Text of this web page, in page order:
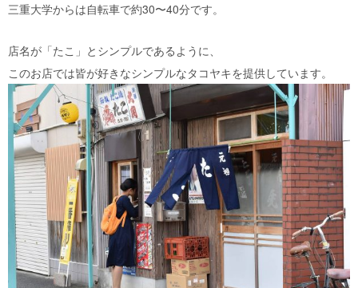
三重大学からは自転車で約30〜40分です。
店名が「たこ」とシンプルであるように、
このお店では皆が好きなシンプルなタコヤキを提供しています。